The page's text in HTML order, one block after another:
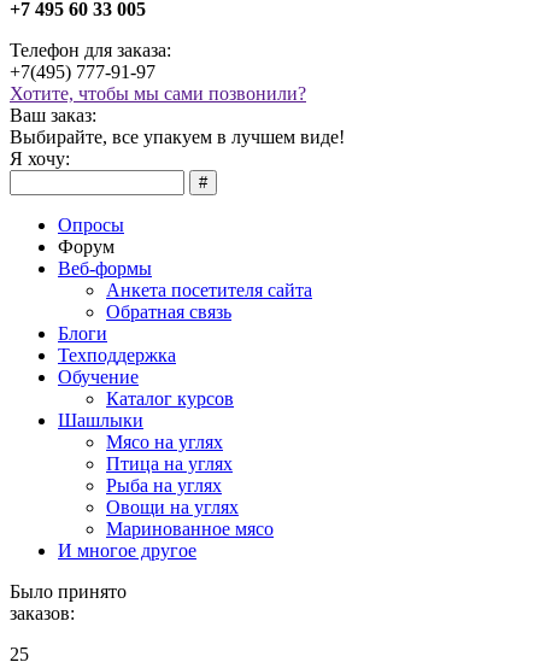
+7 495 60 33 005
Телефон для заказа:
+7(495) 777-91-97
Хотите, чтобы мы сами позвонили?
Ваш заказ:
Выбирайте, все упакуем в лучшем виде!
Я хочу:
#
Опросы
Форум
Веб-формы
Анкета посетителя сайта
Обратная связь
Блоги
Техподдержка
Обучение
Каталог курсов
Шашлыки
Мясо на углях
Птица на углях
Рыба на углях
Овощи на углях
Маринованное мясо
И многое другое
Было принято
заказов:
25